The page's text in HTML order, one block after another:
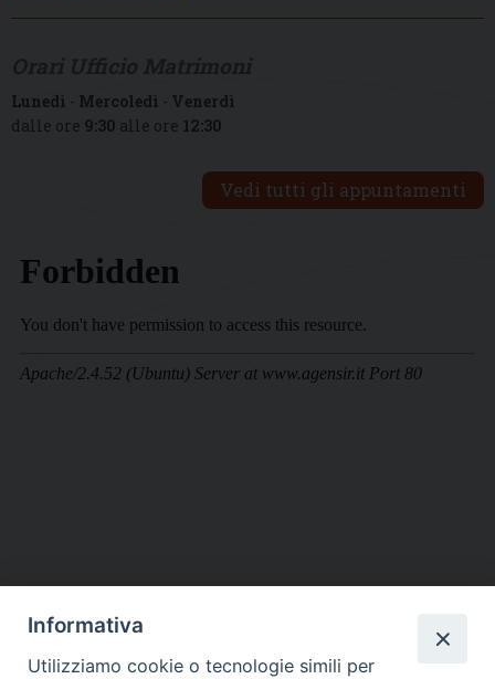
Lunedì - Mercoledì - Venerdì
dalle ore 9:30 alle ore 12:30
Vedi tutti gli appuntamenti
DIOCESI SUBURBICARIA DI ALBANO
Informativa
Utilizziamo cookie o tecnologie simili per